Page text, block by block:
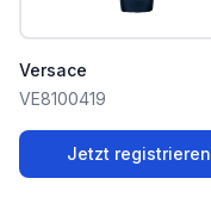
Versace
VE8100419
Jetzt registrieren